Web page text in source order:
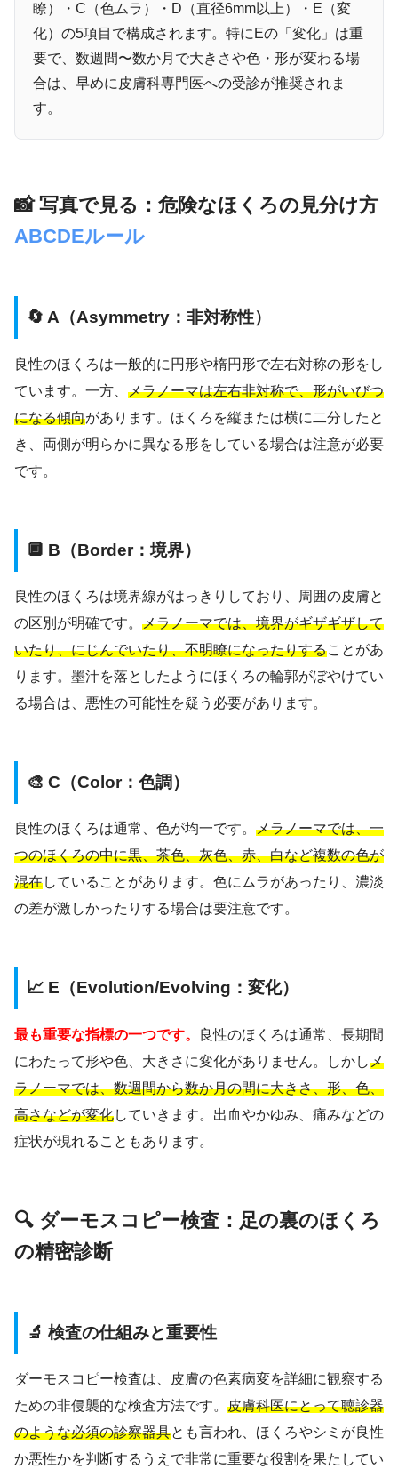
瞭）・C（色ムラ）・D（直径6mm以上）・E（変
化）の5項目で構成されます。特にEの「変化」は重
要で、数週間〜数か月で大きさや色・形が変わる場
合は、早めに皮膚科専門医への受診が推奨されま
す。
📸 写真で見る：危険なほくろの見分け方
ABCDEルール
🔄 A（Asymmetry：非対称性）
良性のほくろは一般的に円形や楕円形で左右対称の形をし
ています。一方、 メラノーマは左右非対称で、形がいびつ
になる傾向があります。ほくろを縦または横に二分したと
き、両側が明らかに異なる形をしている場合は注意が必要
です。
🔲 B（Border：境界）
良性のほくろは境界線がはっきりしており、周囲の皮膚と
の区別が明確です。 メラノーマでは、境界がギザギザして
いたり、にじんでいたり、不明瞭になったりすることがあ
ります。墨汁を落としたようにほくろの輪郭がぼやけてい
る場合は、悪性の可能性を疑う必要があります。
🎨 C（Color：色調）
良性のほくろは通常、色が均一です。 メラノーマでは、一
つのほくろの中に黒、茶色、灰色、赤、白など複数の色が
混在していることがあります。色にムラがあったり、濃淡
の差が激しかったりする場合は要注意です。
📈 E（Evolution/Evolving：変化）
最も重要な指標の一つです。
良性のほくろは通常、長期間
にわたって形や色、大きさに変化がありません。しかしメ
ラノーマでは、数週間から数か月の間に大きさ、形、色、
高さなどが変化していきます。出血やかゆみ、痛みなどの
症状が現れることもあります。
🔍 ダーモスコピー検査：足の裏のほくろ
の精密診断
🔬 検査の仕組みと重要性
ダーモスコピー検査は、皮膚の色素病変を詳細に観察する
ための非侵襲的な検査方法です。 皮膚科医にとって聴診器
のような必須の診察器具とも言われ、ほくろやシミが良性
か悪性かを判断するうえで非常に重要な役割を果たしてい